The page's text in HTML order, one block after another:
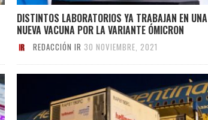
DISTINTOS LABORATORIOS YA TRABAJAN EN UNA
NUEVA VACUNA POR LA VARIANTE ÓMICRON
REDACCIÓN IR 30 NOVIEMBRE, 2021